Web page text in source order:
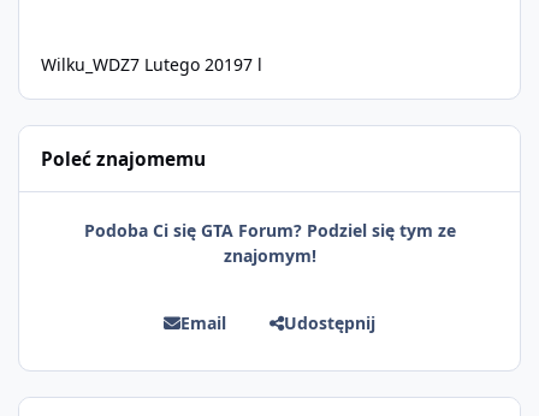
Wilku_WDZ7 Lutego 20197 l
Poleć znajomemu
Podoba Ci się GTA Forum? Podziel się tym ze
znajomym!
Email Udostępnij